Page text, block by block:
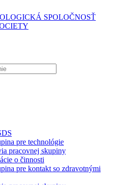
SPOLOČNOSŤ
pre technológie
pracovnej skupiny
o činnosti
pre kontakt so zdravotnými